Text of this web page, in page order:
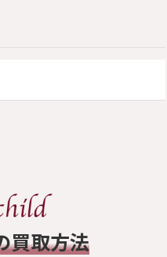
買取方法